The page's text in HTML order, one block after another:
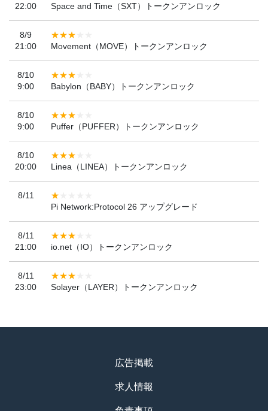
22:00
Space and Time（SXT）トークンアンロック
8/9
21:00
Movement（MOVE）トークンアンロック
8/10
9:00
Babylon（BABY）トークンアンロック
8/10
9:00
Puffer（PUFFER）トークンアンロック
8/10
20:00
Linea（LINEA）トークンアンロック
8/11
Pi Network:Protocol 26 アップグレード
8/11
21:00
io.net（IO）トークンアンロック
8/11
23:00
Solayer（LAYER）トークンアンロック
広告掲載
求人情報